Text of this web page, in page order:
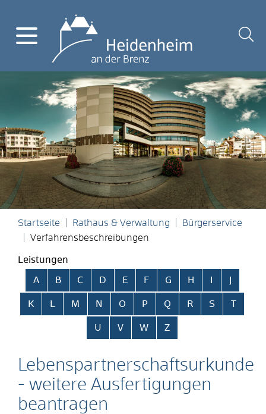
Startseite Rathaus & Verwaltung
Bürgerservice
Verfahrensbeschreibungen
Leistungen
Alphabetisches Register überspringen
A B C D E F G H
K L M N O P Q R S T
U V W Z
Lebenspartnerschaftsurkunde
- weitere Ausfertigungen
beantragen